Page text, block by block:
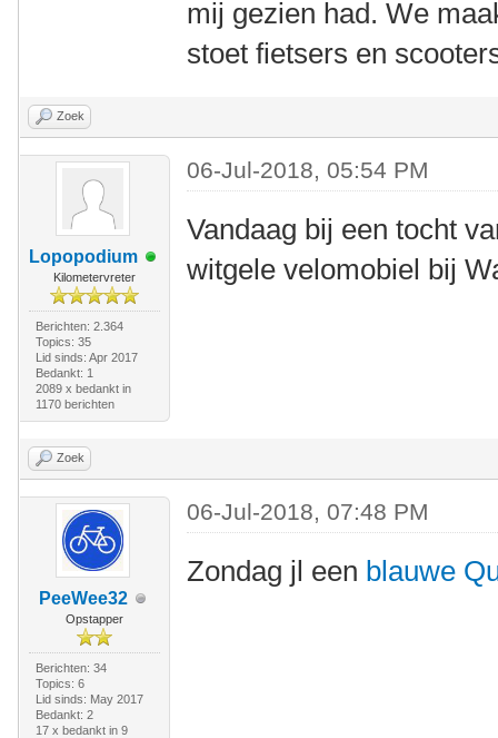
mij gezien had. We
stoet fietsers en
Zoek
Lopopodium
Kilometervreter
Berichten: 2.364
Topics: 35
Lid sinds: Apr 2017
Bedankt: 1
2089 x bedankt in
1170 berichten
06-Jul-2018, 05:54 PM
Vandaag bij een tocht
witgele velomobiel bij
Zoek
PeeWee32
Opstapper
Berichten: 34
Topics: 6
Lid sinds: May 2017
Bedankt: 2
17 x bedankt in 9
06-Jul-2018, 07:48 PM
Zondag jl een blauwe